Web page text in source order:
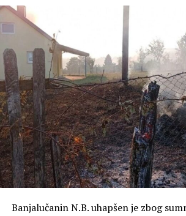
Banjalučanin N.B. uhapšen je zbog